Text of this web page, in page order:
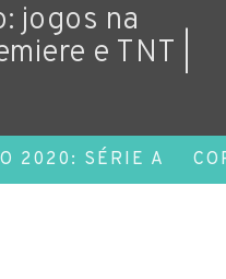
jogos na
e TNT |
2020: SÉRIE A